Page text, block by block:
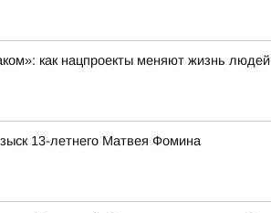
как нацпроекты меняют жизнь людей
13-летнего Матвея Фомина